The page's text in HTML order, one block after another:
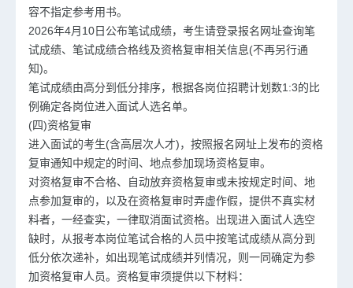
容不指定参考用书。
2026年4月10日公布笔试成绩，考生请登录报名网址查询笔
试成绩、笔试成绩合格线及资格复审相关信息(不再另行通
知)。
笔试成绩由高分到低分排序，根据各岗位招聘计划数1:3的比
例确定各岗位进入面试人选名单。
(四)资格复审
进入面试的考生(含高层次人才)，按照报名网址上发布的资格
复审通知中规定的时间、地点参加现场资格复审。
对资格复审不合格、自动放弃资格复审或未按规定时间、地
点参加复审的，以及在资格复审时弄虚作假，提供不真实材
料者，一经查实，一律取消面试资格。出现进入面试人选空
缺时，从报考本岗位笔试合格的人员中按笔试成绩从高分到
低分依次递补，如出现笔试成绩并列情况，则一同确定为参
加资格复审人员。资格复审须提供以下材料：